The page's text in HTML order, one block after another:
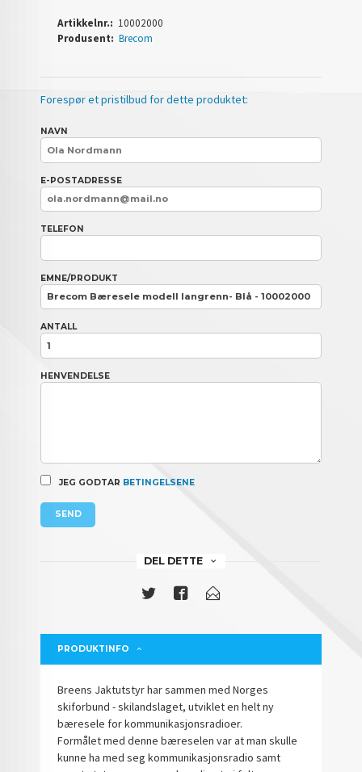
Artikkelnr.: 10002000
Produsent: Brecom
Forespør et pristilbud for dette produktet:
NAVN
E-POSTADRESSE
TELEFON
EMNE/PRODUKT
ANTALL
HENVENDELSE
JEG GODTAR BETINGELSENE
SEND
DEL DETTE
PRODUKTINFO
Breens Jaktutstyr har sammen med Norges
skiforbund - skilandslaget, utviklet en helt ny
bæresele for kommunikasjonsradioer.
Formålet med denne bæreselen var at man skulle
kunne ha med seg kommunikasjonsradio samt